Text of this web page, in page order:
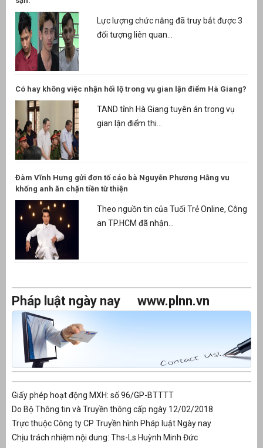
Lực lượng chức năng đã truy bắt được 3
đối tượng liên quan...
Có hay không việc nhận hối lộ trong vụ gian lận điểm Hà Giang?
TAND tỉnh Hà Giang tuyên án trong vụ
gian lận điểm thi...
Đàm Vĩnh Hưng gửi đơn tố cáo bà Nguyễn Phương Hằng vu
khống anh ăn chặn tiền từ thiện
Theo nguồn tin của Tuổi Trẻ Online, Công
an TP.HCM đã nhận...
Pháp luật ngày nay www.plnn.vn
Giấy phép hoạt động MXH: số 96/GP-BTTTT
Do Bộ Thông tin và Truyền thông cấp ngày 12/02/2018
Trực thuộc Công ty CP Truyền hình Pháp luật Ngày nay
Chịu trách nhiệm nội dung: Ths-Ls Huỳnh Minh Đức